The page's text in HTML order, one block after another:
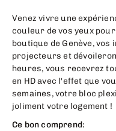
Venez vivre une
couleur de vos yeux
boutique de Genève,
projecteurs et
heures, vous recevrez
en HD avec l'effet que
semaines, votre bloc
joliment votre logement !
Ce bon comprend: